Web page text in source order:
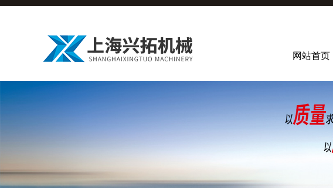
网站首页